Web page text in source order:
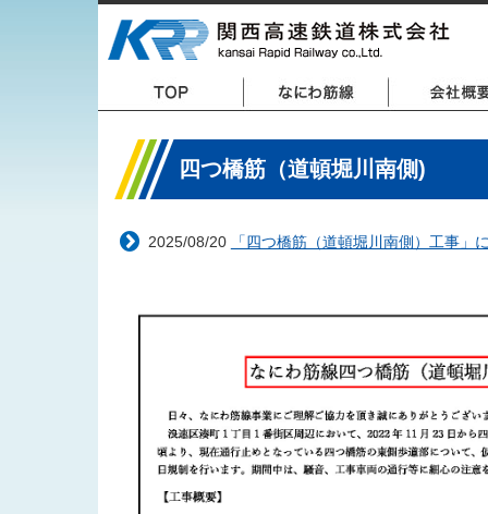
四つ橋筋（道頓堀川南側)
2025/08/20 「四つ橋筋（道頓堀川南側）工事